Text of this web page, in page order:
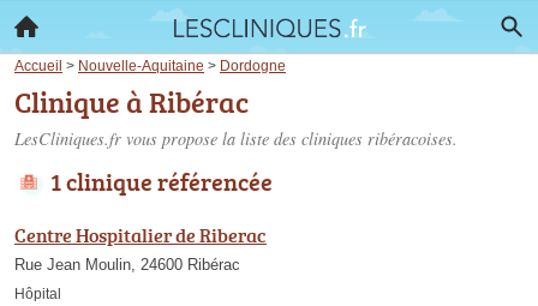
Accueil > Nouvelle-Aquitaine > Dordogne
Clinique à Ribérac
LesCliniques.fr vous propose la liste des cliniques ribéracoises.
1 clinique référencée
Centre Hospitalier de Riberac
Rue Jean Moulin, 24600 Ribérac
Hôpital